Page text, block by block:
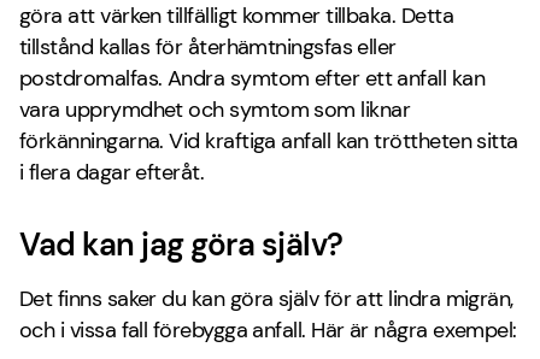
göra att värken tillfälligt kommer tillbaka. Detta
tillstånd kallas för återhämtningsfas eller
postdromalfas. Andra symtom efter ett anfall kan
vara upprymdhet och symtom som liknar
förkänningarna. Vid kraftiga anfall kan tröttheten sitta
i flera dagar efteråt.
Vad kan jag göra själv?
Det finns saker du kan göra själv för att lindra migrän,
och i vissa fall förebygga anfall. Här är några exempel: